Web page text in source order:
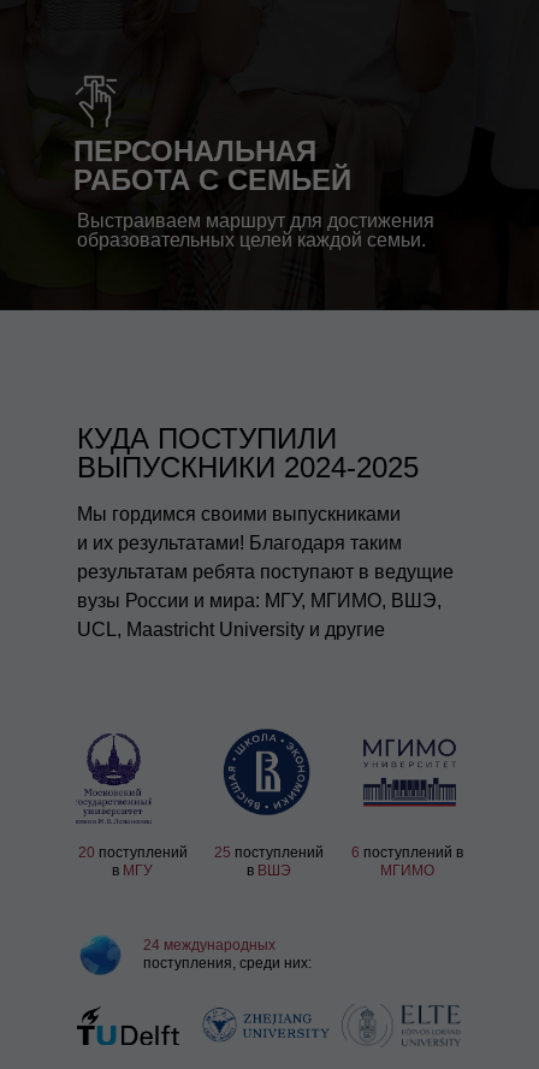
ПЕРСОНАЛЬНАЯ
РАБОТА С СЕМЬЕЙ
Выстраиваем маршрут для достижения
образовательных целей каждой семьи.
20 поступлений
в МГУ
25 поступлений
в ВШЭ
6 поступлений в
МГИМО
24 международных
поступления, среди них:
КУДА ПОСТУПИЛИ
ВЫПУСКНИКИ 2024-2025
Мы гордимся своими выпускниками
и их результатами! Благодаря таким
результатам ребята поступают в ведущие
вузы России и мира: МГУ, МГИМО, ВШЭ,
UCL, Maastricht University и другие